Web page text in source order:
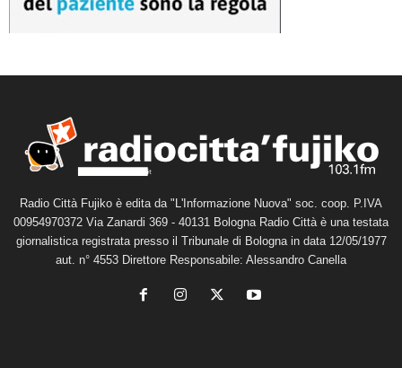
Radio Città Fujiko è edita da "L'Informazione Nuova" soc. coop. P.IVA
00954970372 Via Zanardi 369 - 40131 Bologna Radio Città è una testata
giornalistica registrata presso il Tribunale di Bologna in data 12/05/1977
aut. n° 4553 Direttore Responsabile: Alessandro Canella